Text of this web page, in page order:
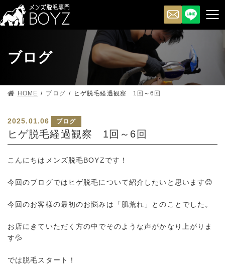
ブログ
HOME ブログ ヒゲ脱毛経過観察 1回～6回
2025.01.06 ブログ
ヒゲ脱毛経過観察 1回～6回
こんにちはメンズ脱毛BOYZです！
今回のブログではヒゲ脱毛について紹介したいと思います😊
今回のお客様の最初のお悩みは「肌荒れ」とのことでした。
お店にきていただく方の中でそのような声がかなり上がりま
す💦
では脱毛スタート！